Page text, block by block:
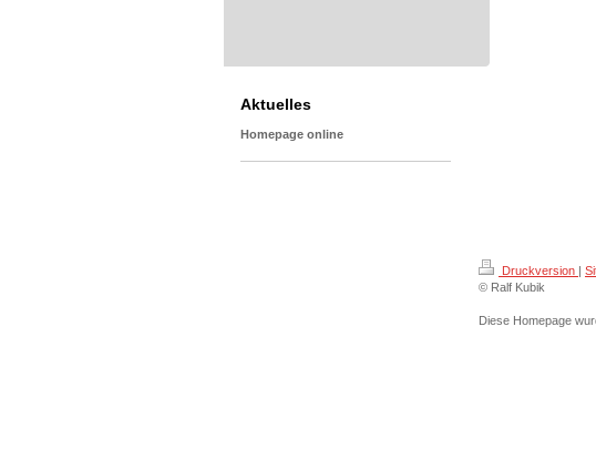
Aktuelles
Homepage online
Druckversion |
© Ralf Kubik
Diese Homepage